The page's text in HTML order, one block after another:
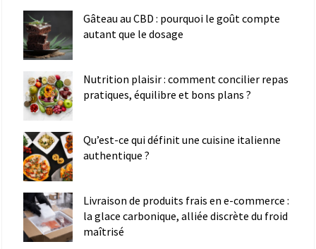
Gâteau au CBD : pourquoi le goût compte
autant que le dosage
Nutrition plaisir : comment concilier repas
pratiques, équilibre et bons plans ?
Qu’est-ce qui définit une cuisine italienne
authentique ?
Livraison de produits frais en e-commerce :
la glace carbonique, alliée discrète du froid
maîtrisé